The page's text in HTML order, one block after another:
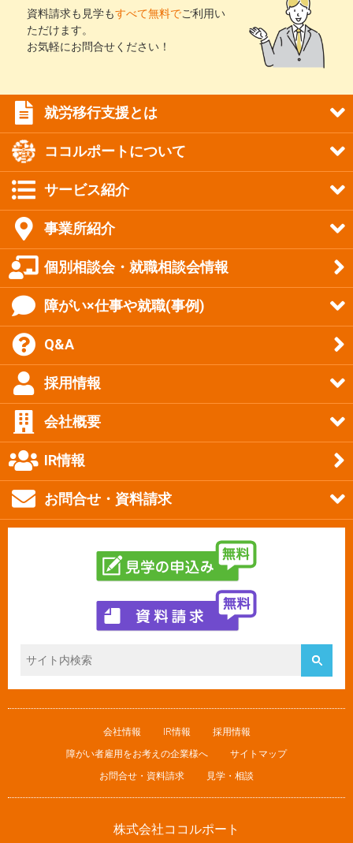
資料請求も見学もすべて無料でご利用い
ただけます。
お気軽にお問合せください！
就労移行支援とは
ココルポートについて
サービス紹介
事業所紹介
個別相談会・就職相談会情報
障がい×仕事や就職(事例)
Q&A
採用情報
会社概要
IR情報
お問合せ・資料請求
会社情報 IR情報
採用情報
障がい者雇用をお考えの企業様へ
サイトマップ
お問合せ・資料請求
見学・相談
株式会社ココルポート